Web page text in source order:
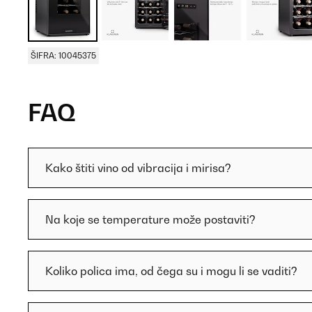
ŠIFRA: 10045375
FAQ
Kako štiti vino od vibracija i mirisa?
Na koje se temperature može postaviti?
Koliko polica ima, od čega su i mogu li se vaditi?